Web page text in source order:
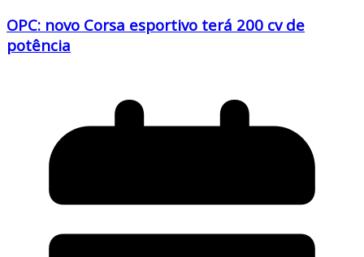
OPC: novo Corsa esportivo terá 200 cv de
potência